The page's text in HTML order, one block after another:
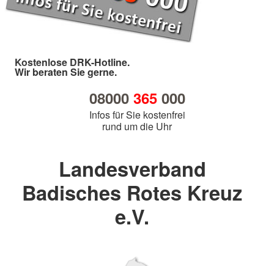
Kostenlose DRK-Hotline.
Wir beraten Sie gerne.
08000 365000
Infos für Sie kostenfrei
rund um die Uhr
Landesverband
Badisches Rotes Kreuz
e.V.